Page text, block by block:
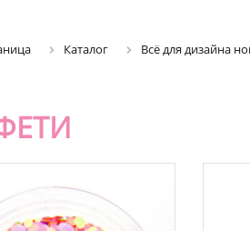
Каталог Всё для дизайна